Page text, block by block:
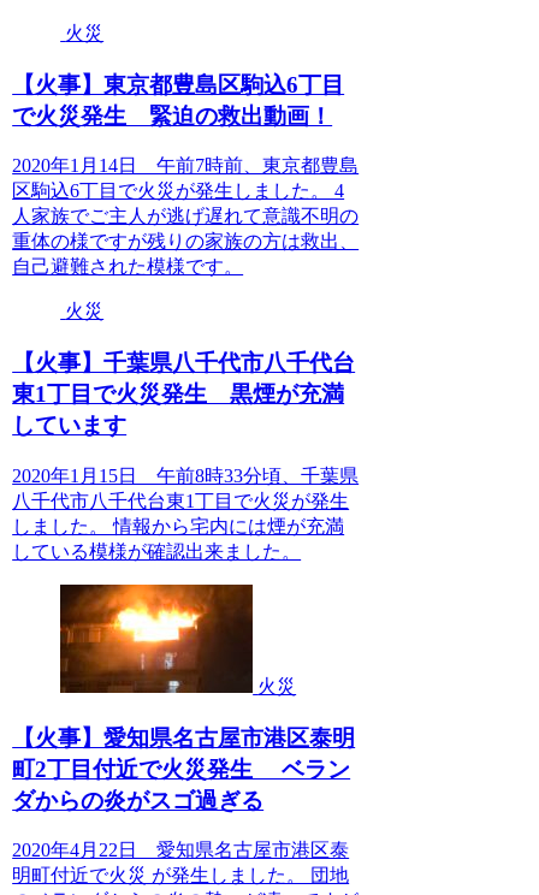
火災
【火事】東京都豊島区駒込6丁目
で火災発生 緊迫の救出動画！
2020年1月14日 午前7時前、東京都豊島
区駒込6丁目で火災が発生しました。 4
人家族でご主人が逃げ遅れて意識不明の
重体の様ですが残りの家族の方は救出、
自己避難された模様です。
火災
【火事】千葉県八千代市八千代台
東1丁目で火災発生 黒煙が充満
しています
2020年1月15日 午前8時33分頃、千葉県
八千代市八千代台東1丁目で火災が発生
しました。 情報から宅内には煙が充満
している模様が確認出来ました。
火災
【火事】愛知県名古屋市港区泰明
町2丁目付近で火災発生 ベラン
ダからの炎がスゴ過ぎる
2020年4月22日 愛知県名古屋市港区泰
明町付近で火災 が発生しました。 団地